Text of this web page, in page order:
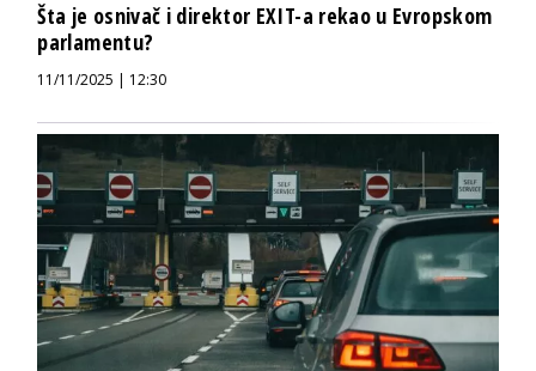
Šta je osnivač i direktor EXIT-a rekao u Evropskom
parlamentu?
11/11/2025 | 12:30